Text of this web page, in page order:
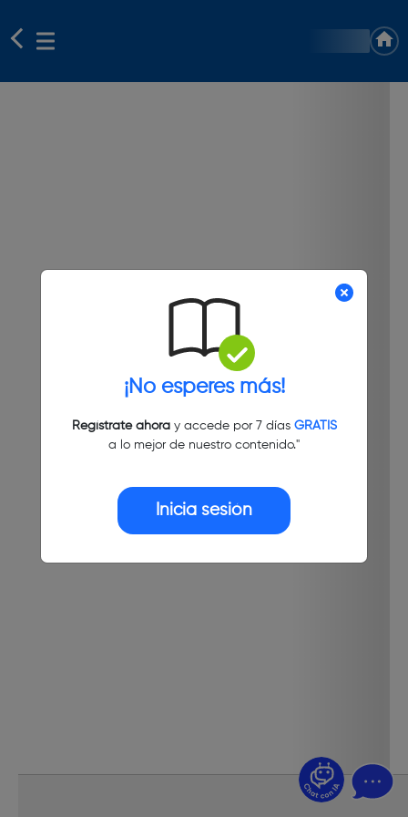
¡No esperes más!
Regístrate ahoray accede por 7 días GRATIS
a lo mejor de nuestro contenido."
Inicia sesión